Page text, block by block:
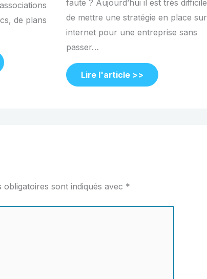
de plans
faute ? Aujourd’hui il est très difficile
de mettre une stratégie en place sur
internet pour une entreprise sans
passer…
Lire l'article >>
obligatoires sont indiqués avec *